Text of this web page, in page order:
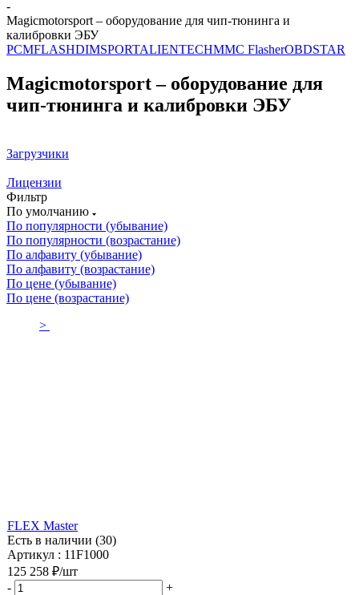
-
Magicmotorsport – оборудование для чип-тюнинга и
калибровки ЭБУ
PCMFLASHDIMSPORTALIENTECHMMC FlasherOBDSTAR
Magicmotorsport – оборудование для
чип-тюнинга и калибровки ЭБУ
Загрузчики
Лицензии
Фильтр
По умолчанию
По популярности (убывание)
По популярности (возрастание)
По алфавиту (убывание)
По алфавиту (возрастание)
По цене (убывание)
По цене (возрастание)
>
FLEX Master
Есть в наличии (30)
Артикул : 11F1000
125 258 ₽/шт
-
+